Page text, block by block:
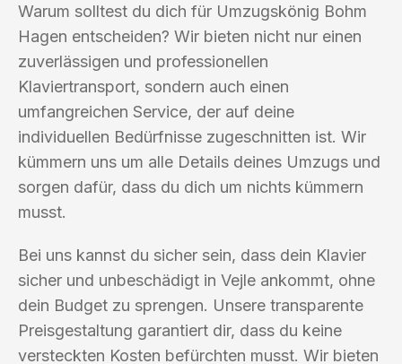
Warum solltest du dich für Umzugskönig Bohm
Hagen entscheiden? Wir bieten nicht nur einen
zuverlässigen und professionellen
Klaviertransport, sondern auch einen
umfangreichen Service, der auf deine
individuellen Bedürfnisse zugeschnitten ist. Wir
kümmern uns um alle Details deines Umzugs und
sorgen dafür, dass du dich um nichts kümmern
musst.
Bei uns kannst du sicher sein, dass dein Klavier
sicher und unbeschädigt in Vejle ankommt, ohne
dein Budget zu sprengen. Unsere transparente
Preisgestaltung garantiert dir, dass du keine
versteckten Kosten befürchten musst. Wir bieten